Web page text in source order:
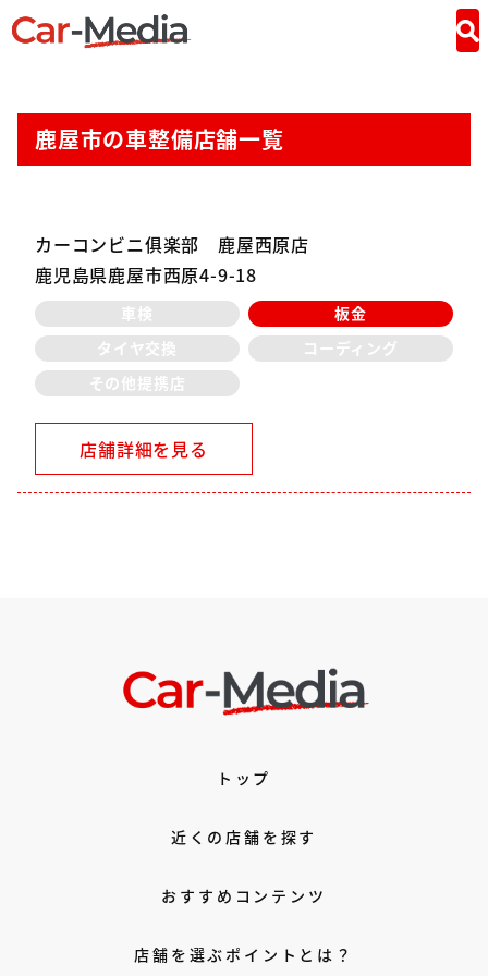
鹿屋市の車整備店舗一覧
カーコンビニ俱楽部 鹿屋西原店
鹿児島県鹿屋市西原4-9-18
車検
板金
タイヤ交換
コーディング
その他提携店
店舗詳細を見る
トップ
近くの店舗を探す
おすすめコンテンツ
店舗を選ぶポイントとは？